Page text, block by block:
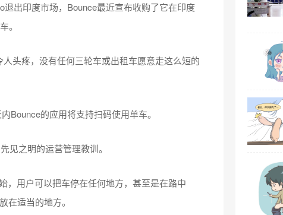
退出印度市场，Bounce最近宣布收购了它在印度
。
头疼，没有任何三轮车或出租车愿意走这么短的
Bounce的应用将支持扫码使用单车。
见之明的运营管理教训。
，用户可以把车停在任何地方，甚至是在路中
在适当的地方。